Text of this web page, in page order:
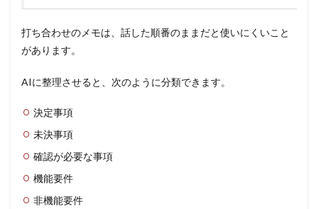
打ち合わせのメモは、話した順番のままだと使いにくいこと
があります。
AIに整理させると、次のように分類できます。
決定事項
未決事項
確認が必要な事項
機能要件
非機能要件